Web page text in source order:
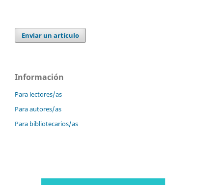
Enviar un artículo
Información
Para lectores/as
Para autores/as
Para bibliotecarios/as